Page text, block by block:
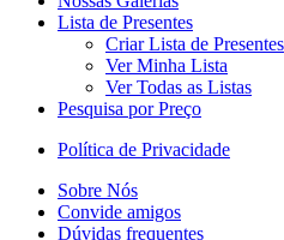
Lista de Presentes
Criar Lista de Presentes
Ver Minha Lista
Ver Todas as Listas
Pesquisa por Preço
Política de Privacidade
Sobre Nós
Convide amigos
Dúvidas frequentes